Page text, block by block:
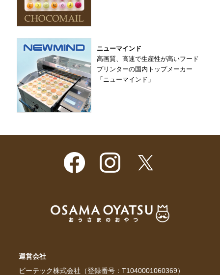
ニューマインド
高画質、高速で生産性が高いフード
プリンターの国内トップメーカー
「ニューマインド」
運営会社
ビーテック株式会社（登録番号：T1040001060369）